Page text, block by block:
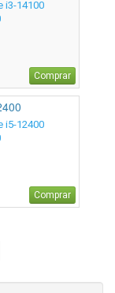
i3-14100
Comprar
i5-12400
Comprar